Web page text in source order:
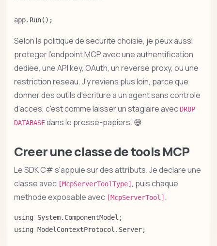
app.Run();
Selon la politique de securite choisie, je peux aussi
proteger l'endpoint MCP avec une authentification
dediee, une API key, OAuth, un reverse proxy, ou une
restriction reseau. J'y reviens plus loin, parce que
donner des outils d'ecriture a un agent sans controle
d'acces, c'est comme laisser un stagiaire avec DROP
DATABASEdans le presse-papiers. 😅
Creer une classe de tools MCP
Le SDK C# s'appuie sur des attributs. Je declare une
classe avec [McpServerToolType] , puis chaque
methode exposable avec [McpServerTool] .
using System.ComponentModel;
using ModelContextProtocol.Server;